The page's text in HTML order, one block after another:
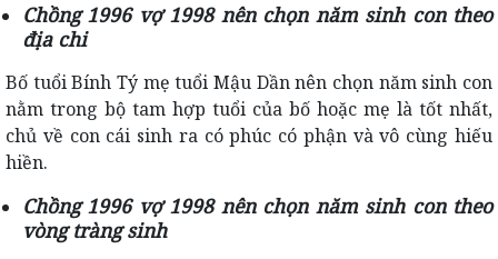
Chồng 1996 vợ 1998 nên chọn năm sinh con theo
địa chi
Bố tuổi Bính Tý mẹ tuổi Mậu Dần nên chọn năm sinh con
nằm trong bộ tam hợp tuổi của bố hoặc mẹ là tốt nhất,
chủ về con cái sinh ra có phúc có phận và vô cùng hiếu
hiền.
Chồng 1996 vợ 1998 nên chọn năm sinh con theo
vòng tràng sinh